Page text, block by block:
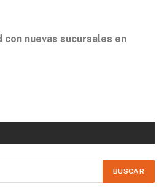
con nuevas sucursales en